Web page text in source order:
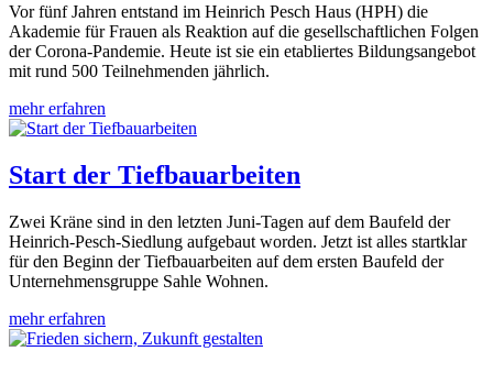
Vor fünf Jahren entstand im Heinrich Pesch Haus (HPH) die
Akademie für Frauen als Reaktion auf die gesellschaftlichen Folgen
der Corona-Pandemie. Heute ist sie ein etabliertes Bildungsangebot
mit rund 500 Teilnehmenden jährlich.
mehr erfahren
Start der Tiefbauarbeiten
Zwei Kräne sind in den letzten Juni-Tagen auf dem Baufeld der
Heinrich-Pesch-Siedlung aufgebaut worden. Jetzt ist alles startklar
für den Beginn der Tiefbauarbeiten auf dem ersten Baufeld der
Unternehmensgruppe Sahle Wohnen.
mehr erfahren